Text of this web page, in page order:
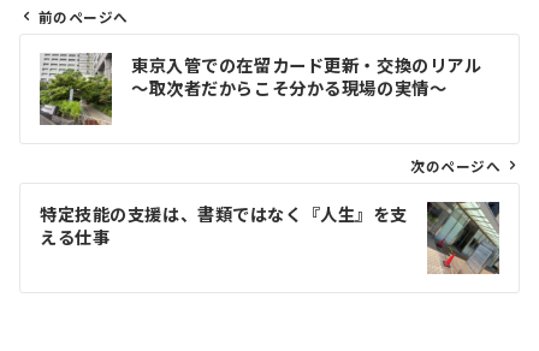
ビ
ン
前のページへ
東京入管での在留カード更新・交換のリアル
～取次者だからこそ分かる現場の実情～
次のページへ
特定技能の支援は、書類ではなく『人生』を支
える仕事